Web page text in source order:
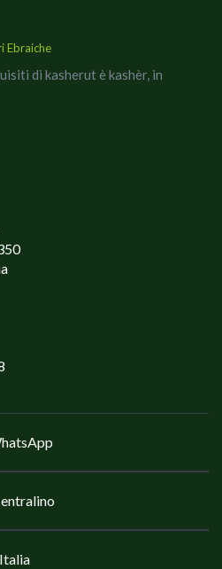
Ebraiche
di kasherut è kashèr, in